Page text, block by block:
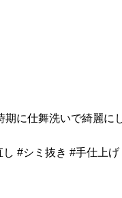
に仕舞洗いで綺麗に
#シミ抜き #手仕上